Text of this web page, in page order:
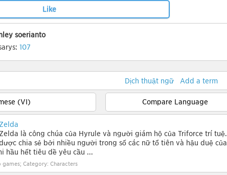
Like
soerianto
107
Dịch thuật ngữ Add a term
(VI) Compare Language
là công chúa của Hyrule và người giám hộ của Triforce trí tuệ.
chia sẻ bởi nhiều người trong số các nữ tổ tiên và hậu duệ của
hầu hết tiêu đề yêu cầu ...
Category: Characters